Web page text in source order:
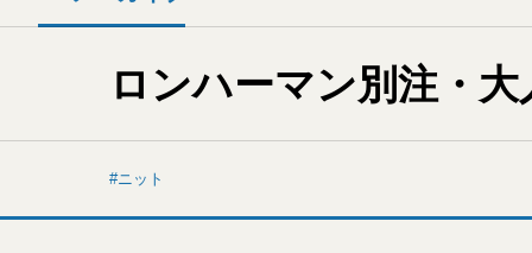
ロンハーマン別注・
ニット